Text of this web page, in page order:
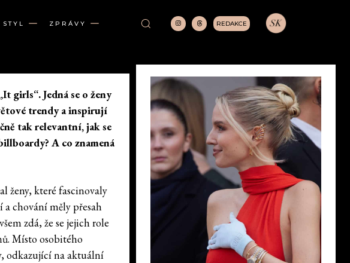
STYL ZPRÁVY REDAKCE
girls“. Jedná se o ženy
trendy a inspirují
tak relevantní, jak se
A co znamená
ženy, které fascinovaly
chování měly přesah
zdá, že se jejich role
Místo osobitého
odkazující na aktuální